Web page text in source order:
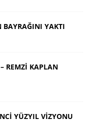
BAYRAĞINI YAKTI
REMZİ KAPLAN
YÜZYIL VİZYONU